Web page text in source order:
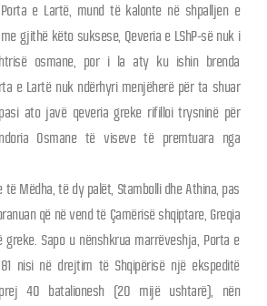
e Lartë, mund të kalonte në shpalljen e
gjithë këto suksese, Qeveria e LShP-së nuk i
osmane, por i la aty ku ishin brenda
e Lartë nuk ndërhyri menjëherë për ta shuar
ato javë qeveria greke rifilloi trysninë për
Osmane të viseve të premtuara nga
të Mëdha, të dy palët, Stambolli dhe Athina, pas
që në vend të Çamërisë shqiptare, Greqia
greke. Sapo u nënshkrua marrëveshja, Porta e
nisi në drejtim të Shqipërisë një ekspeditë
40 batalionesh (20 mijë ushtarë), nën